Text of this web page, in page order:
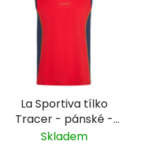
La Sportiva tílko
Tracer - pánské -
červená
Skladem